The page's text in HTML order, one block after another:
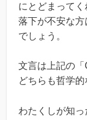
にとどまってく
落下が不安な
でしょう。
文言は上記の「
どちらも哲学的
わたくしが知